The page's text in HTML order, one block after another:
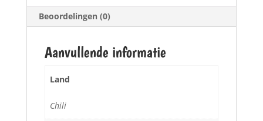
Beoordelingen (0)
Aanvullende informatie
Land
Chili